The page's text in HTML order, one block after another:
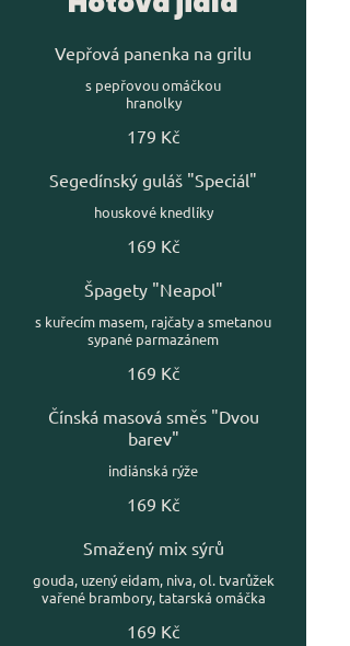
Vepřová panenka na grilu
s pepřovou omáčkou
hranolky
179 Kč
Segedínský guláš "Speciál"
houskové knedlíky
169 Kč
Špagety "Neapol"
s kuřecím masem, rajčaty a smetanou
sypané parmazánem
169 Kč
Čínská masová směs "Dvou
barev"
indiánská rýže
169 Kč
Smažený mix sýrů
gouda, uzený eidam, niva, ol. tvarůžek
vařené brambory, tatarská omáčka
169 Kč